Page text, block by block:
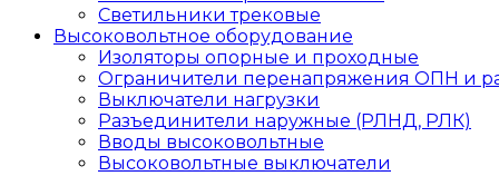
Светильники трековые
Высоковольтное оборудование
Изоляторы опорные и проходные
Ограничители перенапряжения ОПН и
Выключатели нагрузки
Разъединители наружные (РЛНД, РЛК)
Вводы высоковольтные
Высоковольтные выключатели